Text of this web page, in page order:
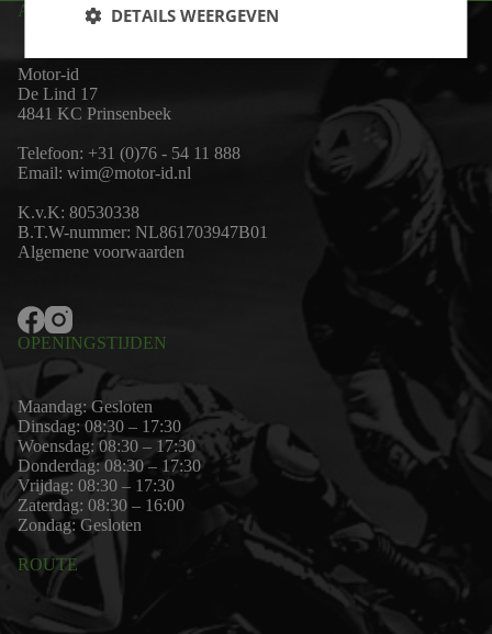
ADRES
Motor-id
De Lind 17
4841 KC Prinsenbeek
Telefoon: +31 (0)76 - 54 11 888
Email: wim@motor-id.nl
K.v.K: 80530338
B.T.W-nummer: NL861703947B01
Algemene voorwaarden
OPENINGSTIJDEN
Maandag: Gesloten
Dinsdag: 08:30 – 17:30
Woensdag: 08:30 – 17:30
Donderdag: 08:30 – 17:30
Vrijdag: 08:30 – 17:30
Zaterdag: 08:30 – 16:00
Zondag: Gesloten
ROUTE
DETAILS WEERGEVEN